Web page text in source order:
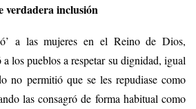
verdadera inclusión
a las mujeres en el Reino de Dios,
los pueblos a respetar su dignidad, igual
no permitió que se les repudiase como
las consagró de forma habitual como